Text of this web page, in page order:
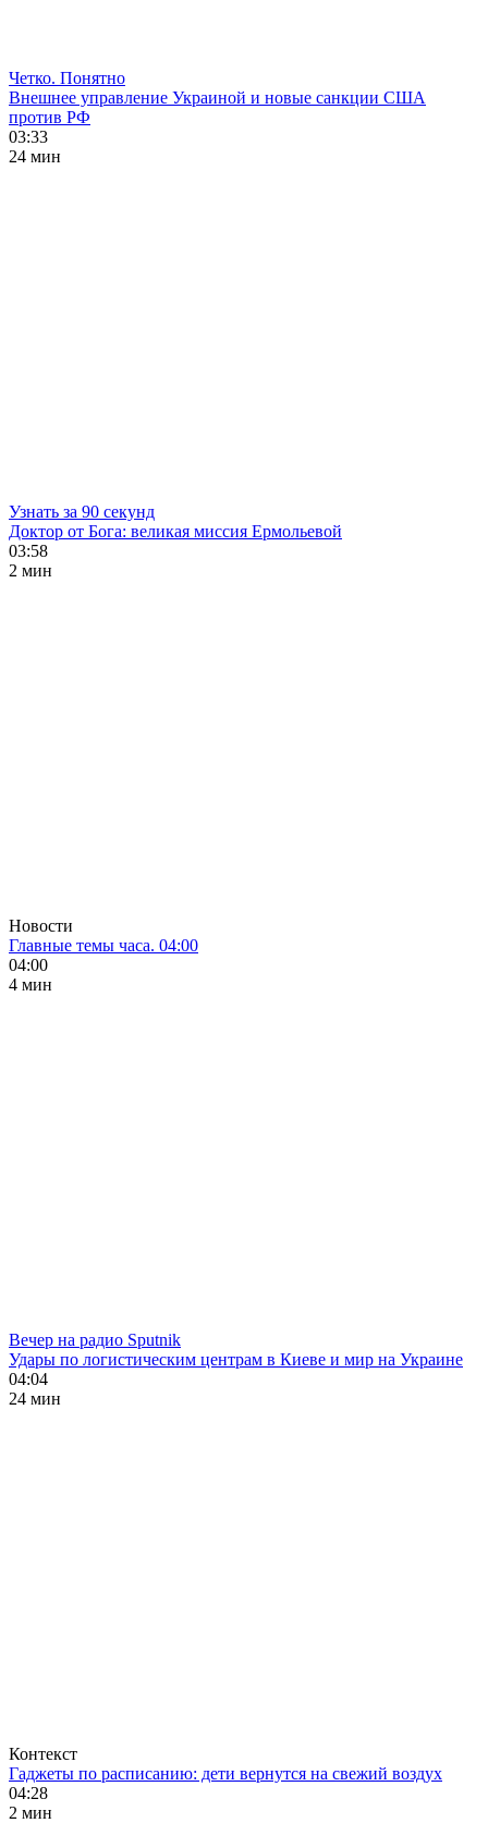
Четко. Понятно
Внешнее управление Украиной и новые санкции США
против РФ
03:33
24 мин
Узнать за 90 секунд
Доктор от Бога: великая миссия Ермольевой
03:58
2 мин
Новости
Главные темы часа. 04:00
04:00
4 мин
Вечер на радио Sputnik
Удары по логистическим центрам в Киеве и мир на Украине
04:04
24 мин
Контекст
Гаджеты по расписанию: дети вернутся на свежий воздух
04:28
2 мин